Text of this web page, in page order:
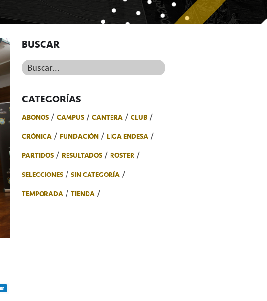
BUSCAR
Buscar...
CATEGORÍAS
ABONOS CAMPUS CANTERA
CLUB
CRÓNICA
FUNDACIÓN
LIGA ENDESA
PARTIDOS
RESULTADOS
ROSTER
SELECCIONES
SIN CATEGORÍA
TEMPORADA
TIENDA